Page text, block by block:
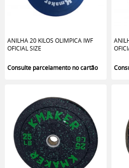
ANILHA 20 KILOS OLIMPICA IWF
OFICIAL SIZE